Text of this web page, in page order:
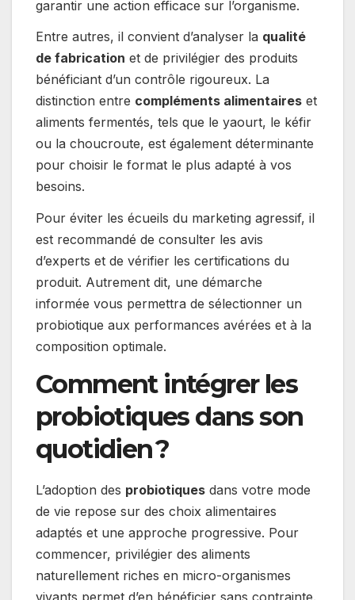
garantir une action efficace sur l’organisme.
Entre autres, il convient d’analyser la qualité
de fabrication et de privilégier des produits
bénéficiant d’un contrôle rigoureux. La
distinction entre compléments alimentaires et
aliments fermentés, tels que le yaourt, le kéfir
ou la choucroute, est également déterminante
pour choisir le format le plus adapté à vos
besoins.
Pour éviter les écueils du marketing agressif, il
est recommandé de consulter les avis
d’experts et de vérifier les certifications du
produit. Autrement dit, une démarche
informée vous permettra de sélectionner un
probiotique aux performances avérées et à la
composition optimale.
Comment intégrer les
probiotiques dans son
quotidien ?
L’adoption des probiotiques dans votre mode
de vie repose sur des choix alimentaires
adaptés et une approche progressive. Pour
commencer, privilégier des aliments
naturellement riches en micro-organismes
vivants permet d’en bénéficier sans contrainte.